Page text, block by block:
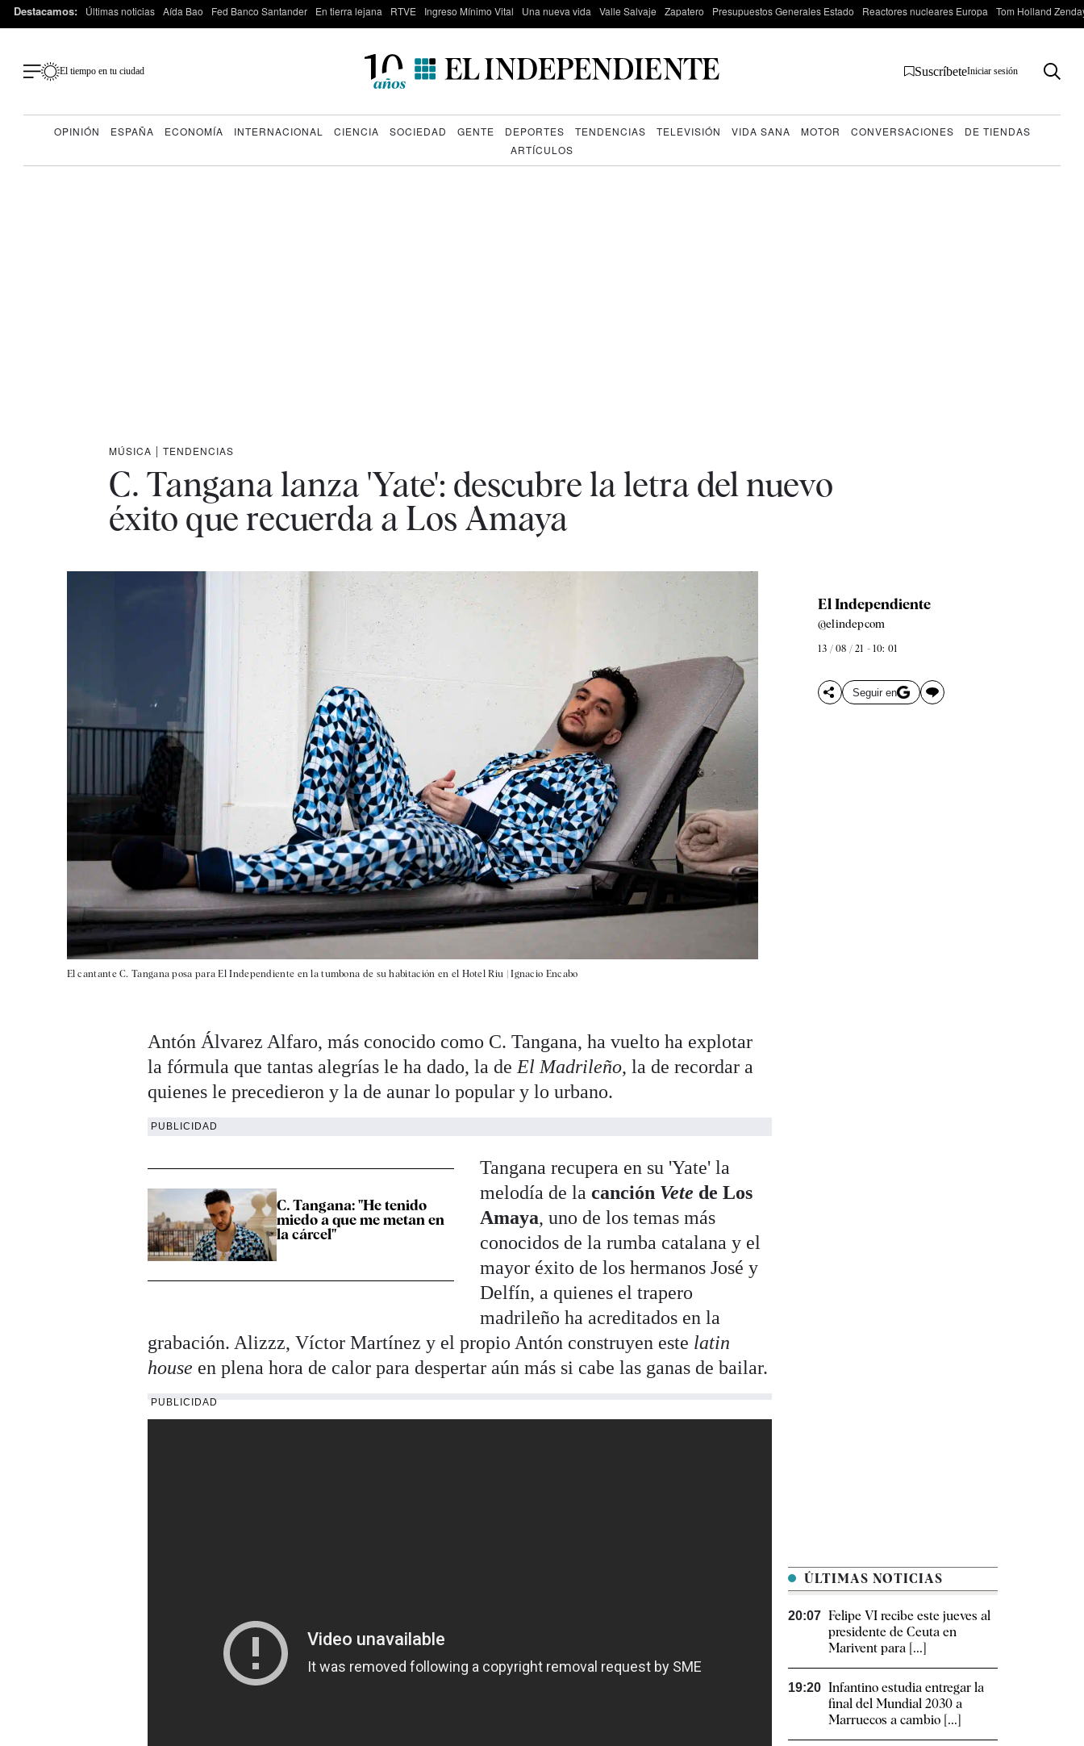
Destacamos: Últimas noticias Aída Bao Fed Banco Santander En tierra lejana RTVE Ingreso Mínimo Vital Una nueva vida Valle Salvaje Zapatero Presupuestos Generales Estado Reactores nucleares Europa Tom Holland
El tiempo en tu ciudad SuscríbeteIniciar sesión
OPINIÓN ESPAÑA ECONOMÍA INTERNACIONAL CIENCIA SOCIEDAD GENTE DEPORTES TENDENCIAS TELEVISIÓN VIDA SANA MOTOR CONVERSACIONES
DE TIENDAS
ARTÍCULOS
MÚSICA | TENDENCIAS
C. Tangana lanza 'Yate': descubre la letra del nuevo
éxito que recuerda a Los Amaya
El cantante C. Tangana posa para El Independiente en la tumbona de su habitación en el Hotel Riu |Ignacio Encabo
El Independiente
@elindepcom
13 / 08 / 21 - 10: 01
Seguir en
Antón Álvarez Alfaro, más conocido como C. Tangana, ha vuelto ha explotar
la fórmula que tantas alegrías le ha dado, la de El Madrileño, la de recordar a
quienes le precedieron y la de aunar lo popular y lo urbano.
PUBLICIDAD
C. Tangana: "He tenido
miedo a que me metan en
la cárcel"
Tangana recupera en su 'Yate' la
melodía de lacanción Vete de Los
Amaya, uno de los temas más
conocidos de la rumba catalana y el
mayor éxito de los hermanos José y
Delfín, a quienes el trapero
madrileño ha acreditados en la
grabación. Alizzz, Víctor Martínez y el propio Antón construyen este latin
house en plena hora de calor para despertar aún más si cabe las ganas de bailar.
PUBLICIDAD
ÚLTIMAS NOTICIAS
20:07 Felipe VI recibe este jueves al
presidente de Ceuta en
Marivent para [...]
19:20 Infantino estudia entregar la
final del Mundial 2030 a
Marruecos a cambio [...]